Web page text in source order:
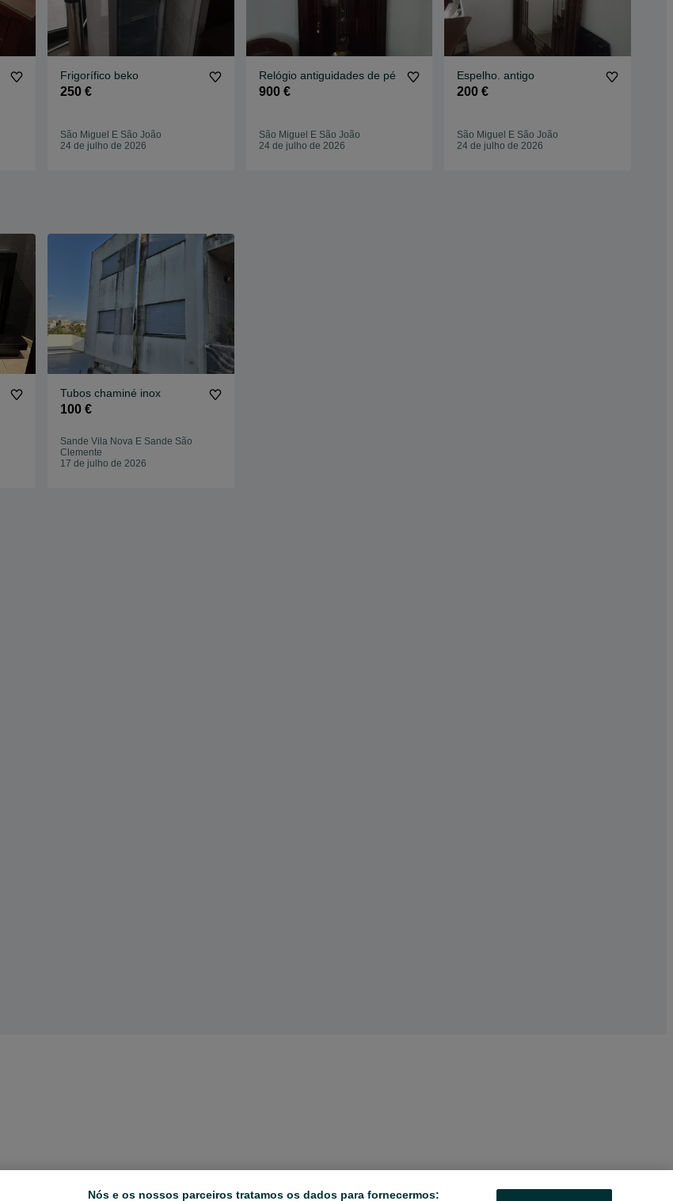
Frigorífico beko
250 €
São Miguel E São João
24 de julho de 2026
Relógio antiguidades de pé
900 €
São Miguel E São João
24 de julho de 2026
Espelho. antigo
200 €
São Miguel E São João
24 de julho de 2026
Tubos chaminé inox
100 €
Sande Vila Nova E Sande São
Clemente
17 de julho de 2026
Nós e os nossos parceiros tratamos os dados para fornecermos: